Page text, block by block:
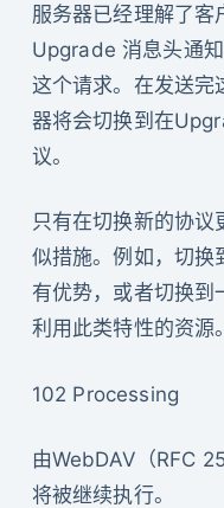
服务器已经理解了客
Upgrade 消息头通
这个请求。在发送完
器将会切换到在
议。
只有在切换新的协议
似措施。例如，切换
有优势，或者切换到
利用此类特性的资源。
102 Processing
由WebDAV（RFC
将被继续执行。